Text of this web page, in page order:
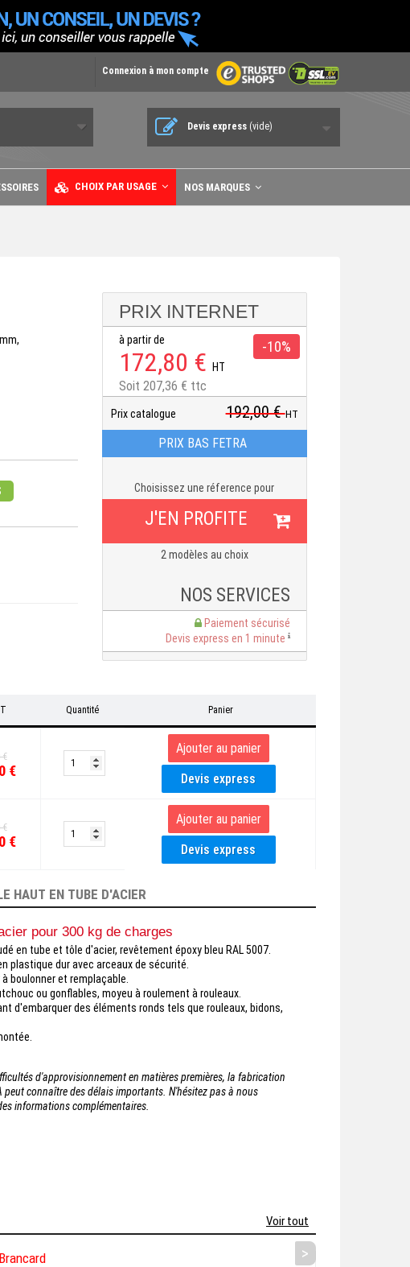
Connexion à mon compte
Devis express (vide)
CHOIX PAR USAGE NOS MARQUES
PRIX INTERNET
à partir de
172,80 € HT
Soit 207,36 € ttc
-10%
Prix catalogue 192,00 €HT
PRIX BAS FETRA
Choisissez une réference pour
J'EN PROFITE
2 modèles au choix
NOS SERVICES
Paiement sécurisé
Devis express en 1 minute
Quantité Panier
€
€
€
€
HAUT EN TUBE D'ACIER
pour 300 kg de charges
en tube et tôle d'acier, revêtement époxy bleu RAL 5007.
plastique dur avec arceaux de sécurité.
boulonner et remplaçable.
ou gonflables, moyeu à roulement à rouleaux.
d'embarquer des éléments ronds tels que rouleaux, bidons,
d'approvisionnement en matières premières, la fabrication
peut connaître des délais importants. N'hésitez pas à nous
informations complémentaires.
Voir tout
>
Brancard